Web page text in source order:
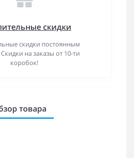
скидки
скидки постоянным
на заказы от 10-ти
коробок!
товара